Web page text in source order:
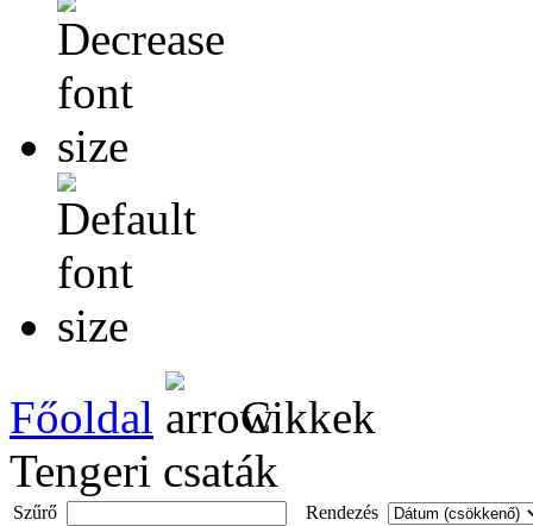
Főoldal
Cikkek
Tengeri csaták
Szűrő
Rendezés